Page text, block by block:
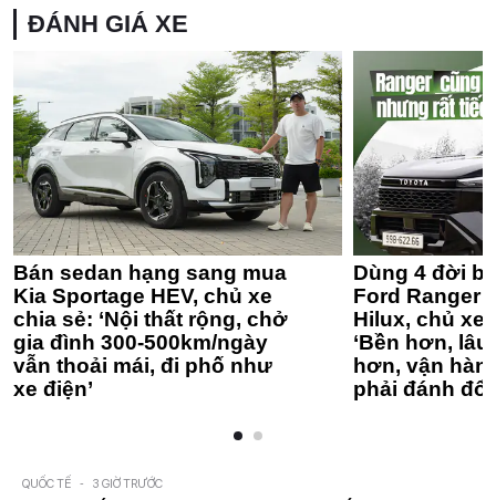
ĐÁNH GIÁ XE
Bán sedan hạng sang mua
Kia Sportage HEV, chủ xe
chia sẻ: ‘Nội thất rộng, chở
gia đình 300-500km/ngày
vẫn thoải mái, đi phố như
xe điện’
Dùng 4 đời
Ford Ranger
Hilux, chủ xe
‘Bền hơn,
hơn, vận
phải đánh
QUỐC TẾ - 3 GIỜ TRƯỚC